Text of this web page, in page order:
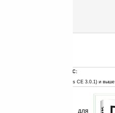
совместима с Pocket PC:
Pocket PC 2002 (Windows CE 3.0.1) и выше
PROMT для